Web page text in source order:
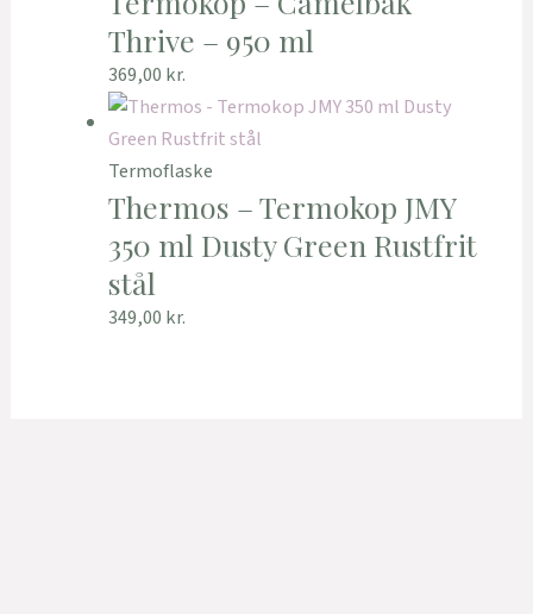
Thrive – 950 ml
369,00 kr.
Termoflaske
Thermos – Termokop JMY
350 ml Dusty Green Rustfrit
stål
349,00 kr.